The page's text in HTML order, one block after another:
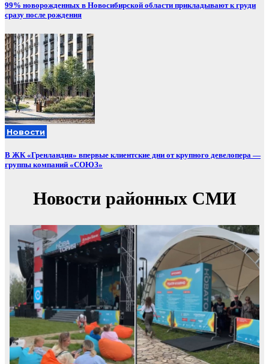
99% новорожденных в Новосибирской области прикладывают к груди
сразу после рождения
Новости
В ЖК «Гренландия» впервые клиентские дни от крупного девелопера —
группы компаний «СОЮЗ»